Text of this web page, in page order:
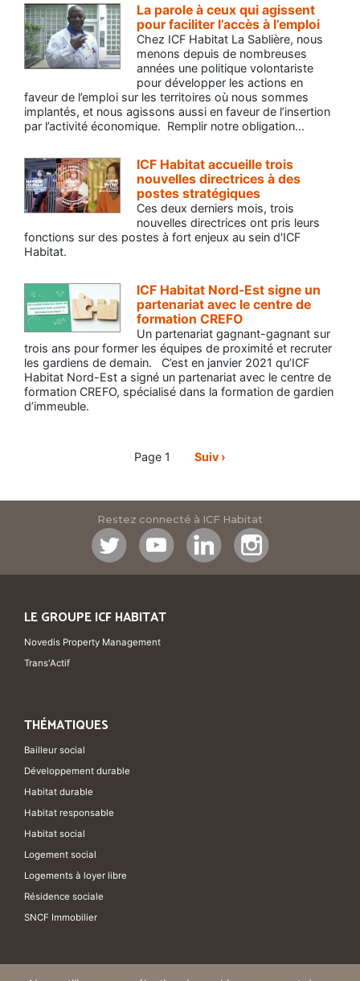
La parole à ceux qui agissent
pour faciliter l’accès à l’emploi
Chez ICF Habitat La Sablière, nous
menons depuis de nombreuses
années une politique volontariste
pour développer les actions en
faveur de l’emploi sur les territoires où nous sommes
implantés, et nous agissons aussi en faveur de l’insertion
par l’activité économique. Remplir notre obligation…
ICF Habitat accueille trois
nouvelles directrices à des
postes stratégiques
Ces deux derniers mois, trois
nouvelles directrices ont pris leurs
fonctions sur des postes à fort enjeux au sein d'ICF
Habitat.
ICF Habitat Nord-Est signe un
partenariat avec le centre de
formation CREFO
Un partenariat gagnant-gagnant sur
trois ans pour former les équipes de proximité et recruter
les gardiens de demain. C’est en janvier 2021 qu’ICF
Habitat Nord-Est a signé un partenariat avec le centre de
formation CREFO, spécialisé dans la formation de gardien
d’immeuble.
Page 1
Page
Suiv ›
Restez connecté à ICF Habitat
LE GROUPE ICF HABITAT
Novedis Property Management
Trans'Actif
THÉMATIQUES
Bailleur social
Développement durable
Habitat durable
Habitat responsable
Habitat social
Logement social
Logements à loyer libre
Résidence sociale
SNCF Immobilier